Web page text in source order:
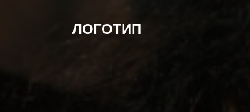
ЛОГОТИП